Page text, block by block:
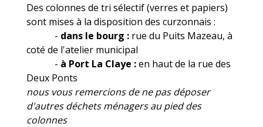
Des colonnes de tri sélectif (verres et papiers)
sont mises à la disposition des curzonnais :
- dans le bourg : rue du Puits Mazeau, à
coté de l'atelier municipal
- à Port La Claye :en haut de la rue des
Deux Ponts
nous vous remercions de ne pas déposer
d'autres déchets ménagers au pied des
colonnes